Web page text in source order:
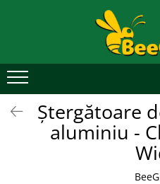
Covoare de exterior
Covoare de interior
Covoare personalizate
Covoare profesionale
Covoare ergonomice anti-
Ștergătoare
aluminiu -